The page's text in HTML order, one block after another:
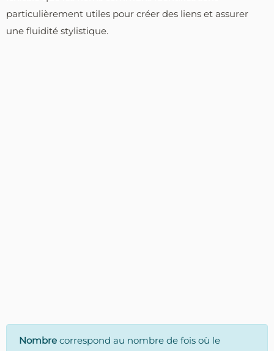
particulièrement utiles pour créer des liens et assurer
une fluidité stylistique.
Nombre correspond au nombre de fois où le